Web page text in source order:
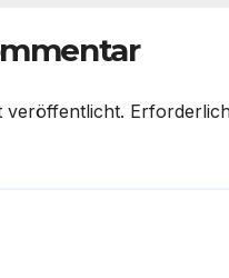
veröffentlicht.